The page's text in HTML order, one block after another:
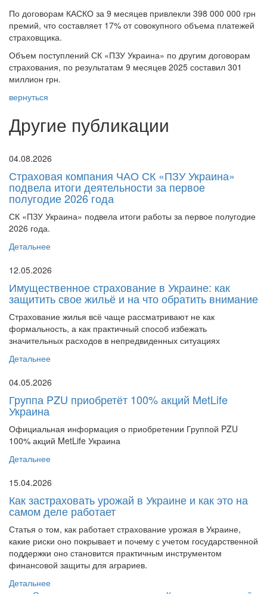
По договорам КАСКО за 9 месяцев привлекли 398 000 000 грн
премий, что составляет 17% от совокупного объема платежей
страховщика.
Объем поступлений СК «ПЗУ Украина» по другим договорам
страхования, по результатам 9 месяцев 2025 составил 301
миллион грн.
вернуться
Другие публикации
04.08.2026
Страховая компания ЧАО СК «ПЗУ Украина»
подвела итоги деятельности за первое
полугодие 2026 года
СК «ПЗУ Украина» подвела итоги работы за первое полугодие
2026 года.
Детальнее
12.05.2026
Имущественное страхование в Украине: как
защитить свое жильё и на что обратить внимание
Страхование жилья всё чаще рассматривают не как
формальность, а как практичный способ избежать
значительных расходов в непредвиденных ситуациях
Детальнее
04.05.2026
Группа PZU приобретёт 100% акций MetLife
Украина
Официальная информация о приобретении Группой PZU
100% акций MetLife Украина
Детальнее
15.04.2026
Как застраховать урожай в Украине и как это на
самом деле работает
Статья о том, как работает страхование урожая в Украине,
какие риски оно покрывает и почему с учетом государственной
поддержки оно становится практичным инструментом
финансовой защиты для аграриев.
Детальнее